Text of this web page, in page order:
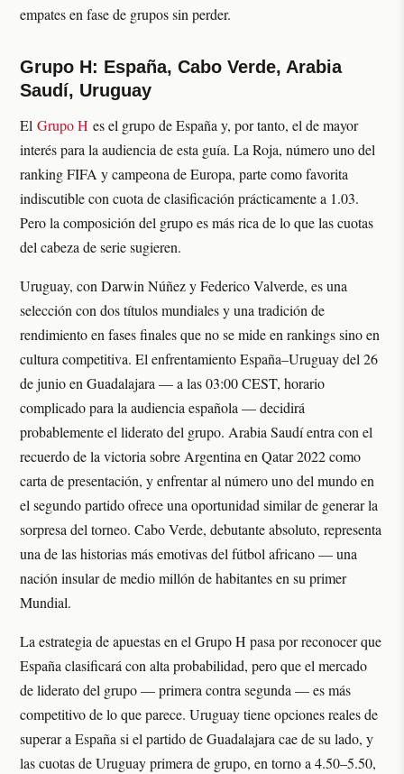
empates en fase de grupos sin perder.
Grupo H: España, Cabo Verde, Arabia
Saudí, Uruguay
ElGrupo H es el grupo de España y, por tanto, el de mayor
interés para la audiencia de esta guía. La Roja, número uno del
ranking FIFA y campeona de Europa, parte como favorita
indiscutible con cuota de clasificación prácticamente a 1.03.
Pero la composición del grupo es más rica de lo que las cuotas
del cabeza de serie sugieren.
Uruguay, con Darwin Núñez y Federico Valverde, es una
selección con dos títulos mundiales y una tradición de
rendimiento en fases finales que no se mide en rankings sino en
cultura competitiva. El enfrentamiento España–Uruguay del 26
de junio en Guadalajara — a las 03:00 CEST, horario
complicado para la audiencia española — decidirá
probablemente el liderato del grupo. Arabia Saudí entra con el
recuerdo de la victoria sobre Argentina en Qatar 2022 como
carta de presentación, y enfrentar al número uno del mundo en
el segundo partido ofrece una oportunidad similar de generar la
sorpresa del torneo. Cabo Verde, debutante absoluto, representa
una de las historias más emotivas del fútbol africano — una
nación insular de medio millón de habitantes en su primer
Mundial.
La estrategia de apuestas en el Grupo H pasa por reconocer que
España clasificará con alta probabilidad, pero que el mercado
de liderato del grupo — primera contra segunda — es más
competitivo de lo que parece. Uruguay tiene opciones reales de
superar a España si el partido de Guadalajara cae de su lado, y
las cuotas de Uruguay primera de grupo, en torno a 4.50–5.50,